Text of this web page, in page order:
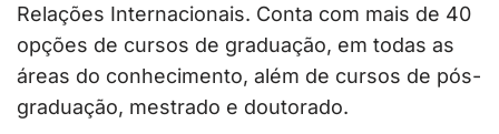
Relações Internacionais. Conta com mais de 40
opções de cursos de graduação, em todas as
áreas do conhecimento, além de cursos de pós-
graduação, mestrado e doutorado.